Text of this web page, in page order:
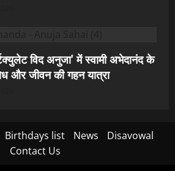
विद अनुजा’ में स्वामी अभेदानंद के
और जीवन की गहन यात्रा
Birthdays list News
Disavowal
Contact Us